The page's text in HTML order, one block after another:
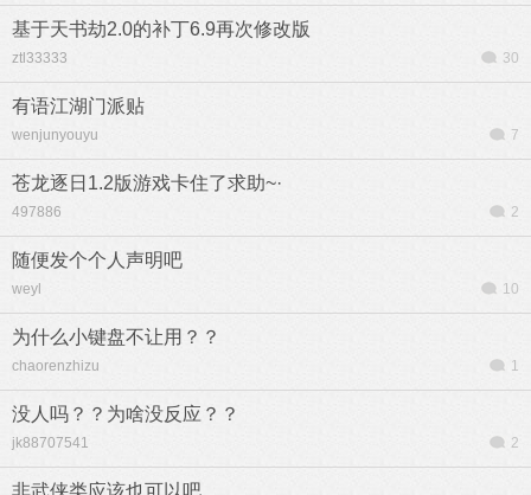
基于天书劫2.0的补丁6.9再次修改版
ztl33333 30
有语江湖门派贴
wenjunyouyu 7
苍龙逐日1.2版游戏卡住了求助~·
497886 2
随便发个个人声明吧
weyl 10
为什么小键盘不让用？？
chaorenzhizu 1
没人吗？？为啥没反应？？
jk88707541 2
非武侠类应该也可以吧